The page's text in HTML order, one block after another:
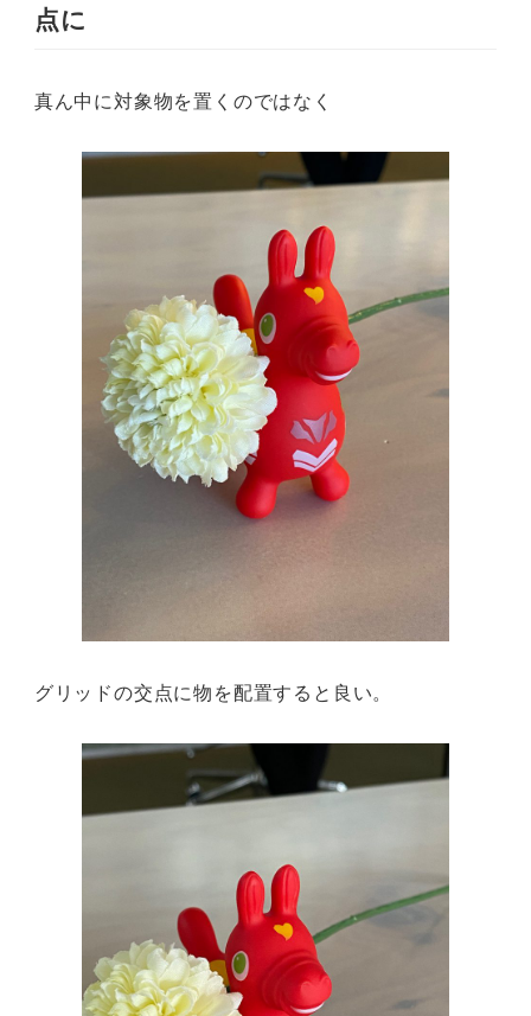
点に
真ん中に対象物を置くのではなく
グリッドの交点に物を配置すると良い。